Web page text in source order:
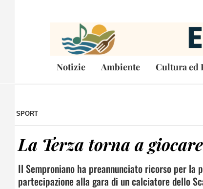
Notizie Ambiente Cultura ed
SPORT
La Terza torna a
Il Semproniano ha preannunciato ricorso per la
partecipazione alla gara di un calciatore dello